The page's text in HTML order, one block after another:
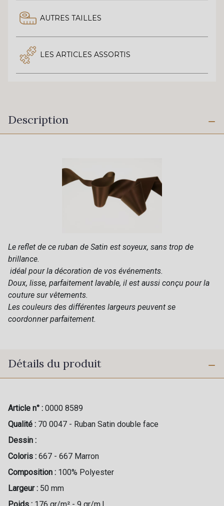
AUTRES TAILLES
LES ARTICLES ASSORTIS
Description
Le reflet de ce ruban de Satin est soyeux, sans trop de
brillance.
idéal pour la décoration de vos événements.
Doux, lisse, parfaitement lavable, il est aussi conçu pour la
couture sur vêtements.
Les couleurs des différentes largeurs peuvent se
coordonner parfaitement.
Détails du produit
Article n° : 0000 8589
Qualité : 70 0047 - Ruban Satin double face
Dessin :
Coloris : 667 - 667 Marron
Composition : 100% Polyester
Largeur : 50 mm
Poids : 176 gr/m² - 9 gr/m.l.